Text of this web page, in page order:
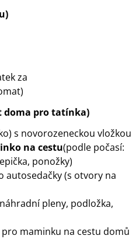
za
doma pro tatínka)
s novorozeneckou vložkou
na cestu(podle počasí:
ponožky)
autosedačky (s otvory na
pleny, podložka,
maminku na cestu domů